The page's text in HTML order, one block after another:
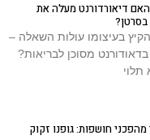
דיאורדורנט מעלה את
בסרטן?
בעיצומו עולות השאלה –
מסוכן לבריאות?
חושפות: גופנו זקוק